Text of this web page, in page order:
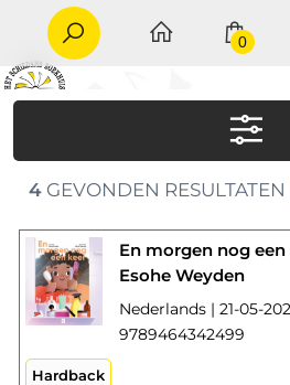
0
4GEVONDEN RESULTATEN
En morgen nog een
Esohe Weyden
Nederlands | 21-05-
9789464342499
Hardback